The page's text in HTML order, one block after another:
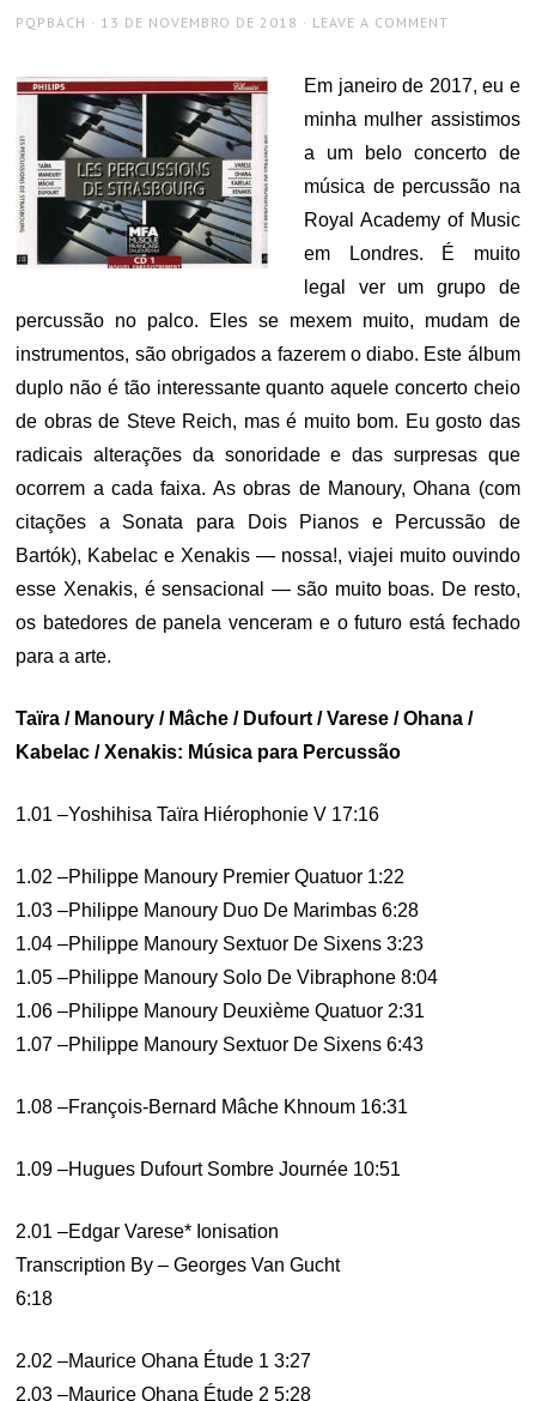
AUTHOR
PQPBACH
POSTED
13 DE NOVEMBRO DE 2018 LEAVE A COMMENT
Em janeiro de 2017, eu e
minha mulher assistimos
a um belo concerto de
música de percussão na
Royal Academy of Music
em Londres. É muito
legal ver um grupo de
percussão no palco. Eles se mexem muito, mudam de
instrumentos, são obrigados a fazerem o diabo. Este álbum
duplo não é tão interessante quanto aquele concerto cheio
de obras de Steve Reich, mas é muito bom. Eu gosto das
radicais alterações da sonoridade e das surpresas que
ocorrem a cada faixa. As obras de Manoury, Ohana (com
citações a Sonata para Dois Pianos e Percussão de
Bartók), Kabelac e Xenakis — nossa!, viajei muito ouvindo
esse Xenakis, é sensacional — são muito boas. De resto,
os batedores de panela venceram e o futuro está fechado
para a arte.
Taïra / Manoury / Mâche / Dufourt / Varese / Ohana /
Kabelac / Xenakis: Música para Percussão
1.01 –Yoshihisa Taïra Hiérophonie V 17:16
1.02 –Philippe Manoury Premier Quatuor 1:22
1.03 –Philippe Manoury Duo De Marimbas 6:28
1.04 –Philippe Manoury Sextuor De Sixens 3:23
1.05 –Philippe Manoury Solo De Vibraphone 8:04
1.06 –Philippe Manoury Deuxième Quatuor 2:31
1.07 –Philippe Manoury Sextuor De Sixens 6:43
1.08 –François-Bernard Mâche Khnoum 16:31
1.09 –Hugues Dufourt Sombre Journée 10:51
2.01 –Edgar Varese* Ionisation
Transcription By – Georges Van Gucht
6:18
2.02 –Maurice Ohana Étude 1 3:27
2.03 –Maurice Ohana Étude 2 5:28